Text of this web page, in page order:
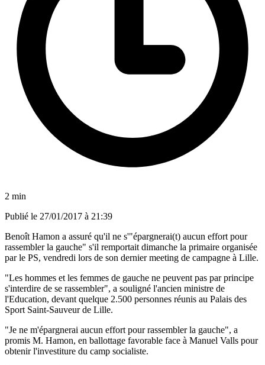
2 min
Publié le 27/01/2017 à 21:39
Benoît Hamon a assuré qu'il ne s'"épargnerai(t) aucun effort pour
rassembler la gauche" s'il remportait dimanche la primaire organisée
par le PS, vendredi lors de son dernier meeting de campagne à Lille.
"Les hommes et les femmes de gauche ne peuvent pas par principe
s'interdire de se rassembler", a souligné l'ancien ministre de
l'Education, devant quelque 2.500 personnes réunis au Palais des
Sport Saint-Sauveur de Lille.
"Je ne m'épargnerai aucun effort pour rassembler la gauche", a
promis M. Hamon, en ballottage favorable face à Manuel Valls pour
obtenir l'investiture du camp socialiste.